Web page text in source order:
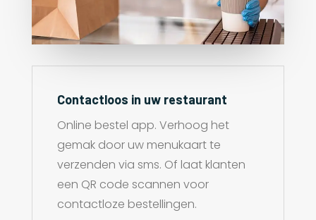
Contactloos in uw restaurant
Online bestel app. Verhoog het
gemak door uw menukaart te
verzenden via sms. Of laat klanten
een QR code scannen voor
contactloze bestellingen.